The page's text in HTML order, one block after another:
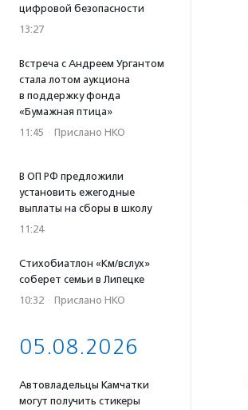
цифровой безопасности
13:27
Встреча с Андреем Ургантом
стала лотом аукциона
в поддержку фонда
«Бумажная птица»
11:45 · Прислано НКО
В ОП РФ предложили
установить ежегодные
выплаты на сборы в школу
11:24
Стихобиатлон «Км/вслух»
соберет семьи в Липецке
10:32 · Прислано НКО
05.08.2026
Автовладельцы Камчатки
могут получить стикеры